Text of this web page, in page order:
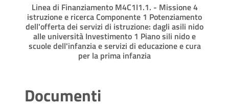
Linea di Finanziamento M4C1I1.1. - Missione 4
istruzione e ricerca Componente 1 Potenziamento
dell'offerta dei servizi di istruzione: dagli asili nido
alle università Investimento 1 Piano sili nido e
scuole dell'infanzia e servizi di educazione e cura
per la prima infanzia
Documenti